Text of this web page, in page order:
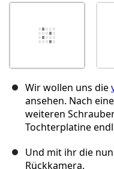
Wir wollen uns die
ansehen. Nach
weiteren
Tochterplatine
Und mit ihr die
Rückkamera.